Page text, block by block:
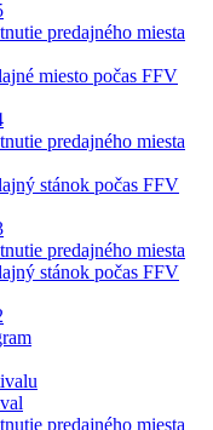
predajného miesta
miesto počas FFV
predajného miesta
stánok počas FFV
predajného miesta
stánok počas FFV
predajného miesta